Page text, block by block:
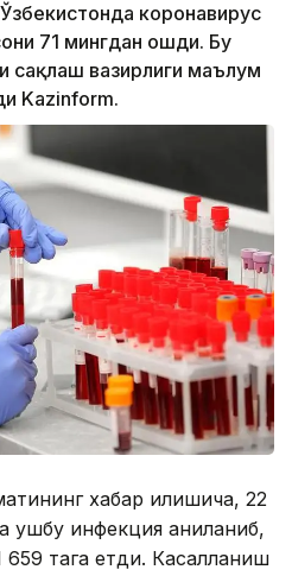
коронавирус
71 мингдан ошди. Бу
сақлаш вазирлиги маълум
Kazinform.
хабар қилишича, 22
ушбу инфекция аниқланиб,
тага етди. Касалланиш